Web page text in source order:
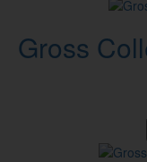
Gross